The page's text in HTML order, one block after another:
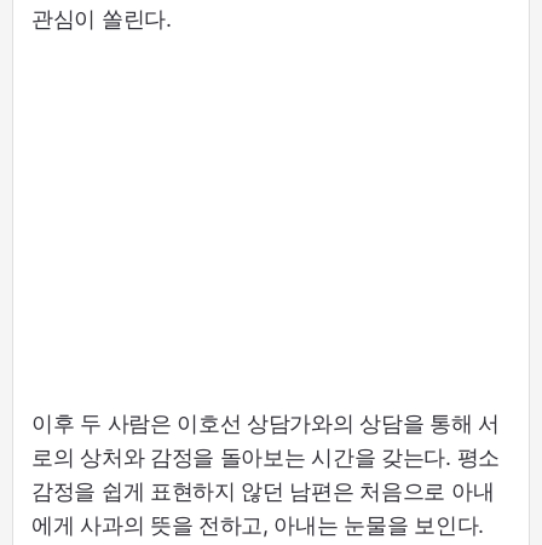
관심이 쏠린다.
이후 두 사람은 이호선 상담가와의 상담을 통해 서
로의 상처와 감정을 돌아보는 시간을 갖는다. 평소
감정을 쉽게 표현하지 않던 남편은 처음으로 아내
에게 사과의 뜻을 전하고, 아내는 눈물을 보인다.